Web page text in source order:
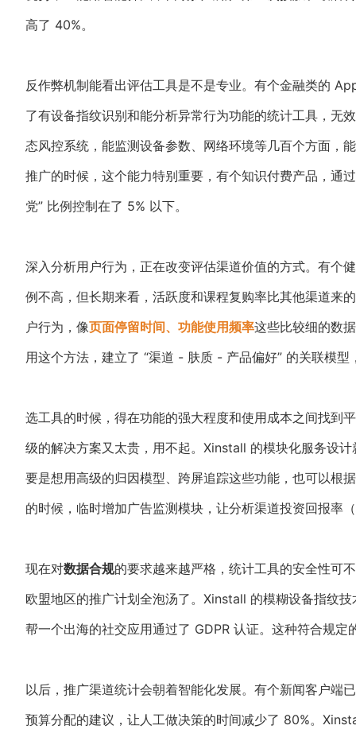
高了 40%。
反作弊机制能看出评估工具是不是专业。有个金融类的
了有设备指纹识别和能分析异常行为功能的统计工具，无
态风控系统，能监测设备参数、网络环境等几百个方面，
推广的时候，这个能力特别重要，有个知识付费产品，通
党” 比例控制在了 5% 以下。
深入分析用户行为，正在改变评估渠道价值的方式。有个
例不高，但长期来看，活跃度和课程复购率比其他渠道来
户行为，像页面停留时间、功能使用频率这些比较细的数
用这个方法，建立了 “渠道 - 肤质 - 产品偏好” 的关联模
选工具的时候，得在功能的强大程度和使用成本之间找到
级的解决方案又太贵，用不起。Xinstall 的模块化服务设
要是想用高级的归因模型、跨屏追踪这些功能，也可以根
的时候，临时增加广告监测模块，让分析渠道投资回报率
现在对数据合规的要求越来越严格，统计工具的安全性可
欧盟地区的推广计划全泡汤了。Xinstall 的模糊设备指纹
帮一个出海的社交应用通过了 GDPR 认证。这种符合规
以后，推广渠道统计会朝着智能化发展。有个新闻客户端
预算分配的建议，让人工做决策的时间减少了 80%。